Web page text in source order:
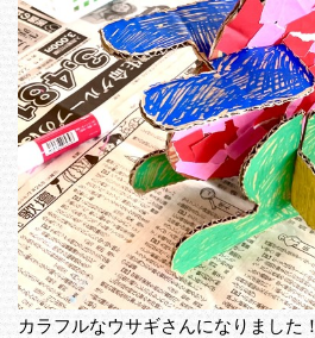
カラフルなウサギさんになりました！